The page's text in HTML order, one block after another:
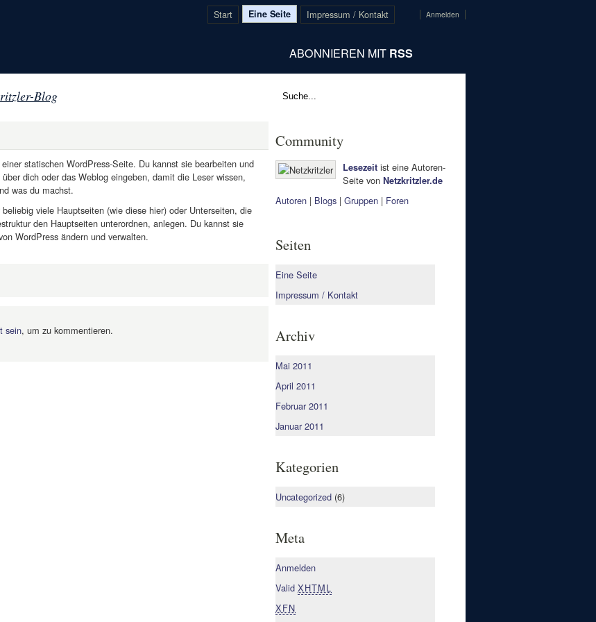
Anmelden
Start Eine Seite Impressum / Kontakt
ABONNIEREN MIT RSS
Blog
statischen WordPress-Seite. Du kannst sie bearbeiten und
dich oder das Weblog eingeben, damit die Leser wissen,
was du machst.
viele Hauptseiten (wie diese hier) oder Unterseiten, die
den Hauptseiten unterordnen, anlegen. Du kannst sie
WordPress ändern und verwalten.
sein, um zu kommentieren.
Community
Lesezeit ist eine Autoren-
Seite von Netzkritzler.de
Autoren | Blogs | Gruppen | Foren
Seiten
Eine Seite
Impressum / Kontakt
Archiv
Mai 2011
April 2011
Februar 2011
Januar 2011
Kategorien
Uncategorized (6)
Meta
Anmelden
Valid XHTML
XFN